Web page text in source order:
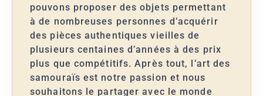
pouvons proposer des objets permettant
à de nombreuses personnes d’acquérir
des pièces authentiques vieilles de
plusieurs centaines d’années à des prix
plus que compétitifs. Après tout, l’art des
samouraïs est notre passion et nous
souhaitons le partager avec le monde